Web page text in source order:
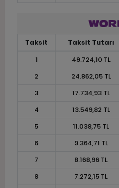
Taksit Taksit Tutarı
1
49.724,10 TL
2
24.862,05 TL
3
17.734,93 TL
4
13.549,82 TL
5
11.038,75 TL
6
9.364,71 TL
7
8.168,96 TL
8
7.272,15 TL